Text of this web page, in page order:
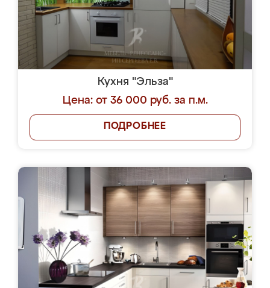
Кухня "Эльза"
Цена: от 36 000 руб. за п.м.
ПОДРОБНЕЕ